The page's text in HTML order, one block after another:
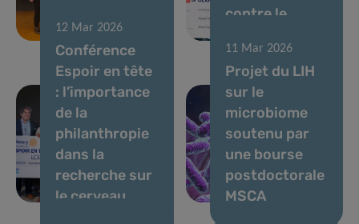
Group
contre le
12 Mar 2026
Conférence
Espoir en tête
: l’importance
de la
philanthropie
dans la
recherche sur
le cerveau
11 Mar 2026
Projet du LIH
sur le
microbiome
soutenu par
une bourse
postdoctorale
MSCA